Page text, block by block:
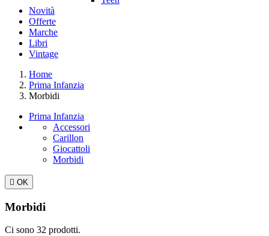
Novità
Offerte
Marche
Libri
Vintage
Home
Prima Infanzia
Morbidi
Prima Infanzia
Accessori
Carillon
Giocattoli
Morbidi
 OK
Morbidi
Ci sono 32 prodotti.